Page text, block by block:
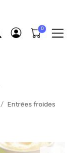
Entrées froides